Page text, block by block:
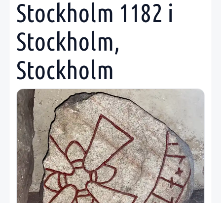
Stockholm 1182 i
Stockholm,
Stockholm